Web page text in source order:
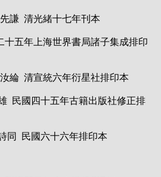
謙 清光緒十七年刊本
十五年上海世界書局諸子集成排印
綸 清宣統六年衍星社排印本
民國四十五年古籍出版社修正排
同 民國六十六年排印本